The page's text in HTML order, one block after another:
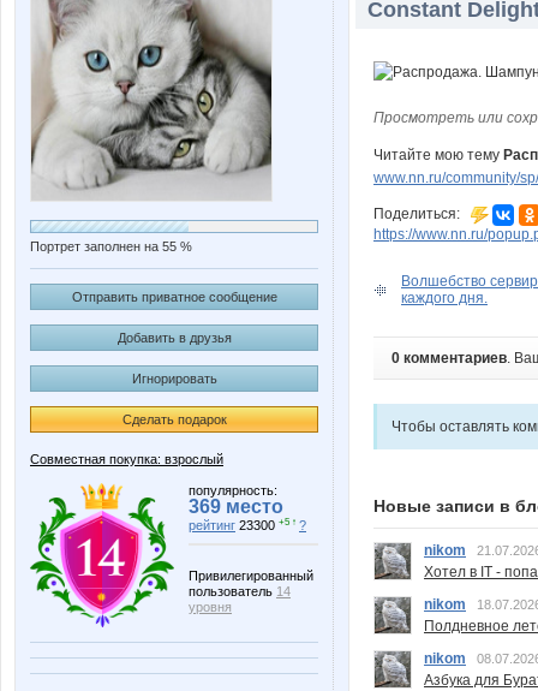
Портрет заполнен на 55 %
Отправить приватное сообщение
Добавить в друзья
Игнорировать
Сделать подарок
Совместная покупка: взрослый
популярность:
369 место
рейтинг 23300 +5 ↑ ?
Привилегированный
пользователь 14
уровня
Соnstаnt
Просмотреть или
Читайте мою тему
www.nn.ru/community/
Поделиться:
https://www.nn.ru/
Волшебство
каждого дня.
0 комментариев.
Чтобы оставлять
Новые записи в
nikom
Хотел в IT -
nikom
Полдневное
nikom
Азбука для